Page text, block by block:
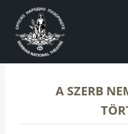
content
A SZERB